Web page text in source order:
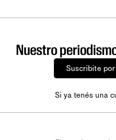
Nuestro
Suscribite
Si ya tenés una